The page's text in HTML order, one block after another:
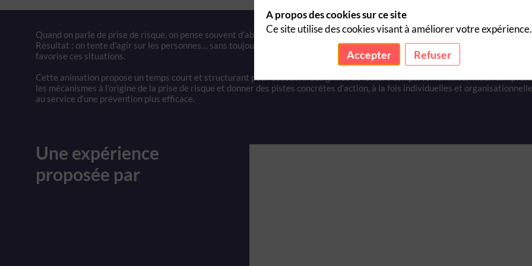
Quand on parle de prise de risque, on pense souvent d’abord aux comportements individuels.
Résultat : on tente d’agir sur les personnes… sans toujours questionner ce qui, dans nos pratiques collectives et notre
favorise ces situations.
Cette animation propose un temps court et structurant pour découvrir des grilles de lecture comportementales, mieux
les mécanismes à l’origine de la prise de risque et donner des pistes concrètes d’action, à la fois individuelles et
au service d’une prévention plus efficace.
Une expérience
proposée par
A propos des cookies sur ce site
Ce site utilise des cookies visant à améliorer votre expérience.
Accepter Refuser